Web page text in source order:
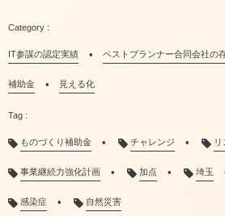
IT参謀の認定実績 ベストプランナー合同会社の
補助金 見える化
ものづくり補助金 チャレンジ リ
事業継続力強化計画 加点 埼玉
感染症 自然災害